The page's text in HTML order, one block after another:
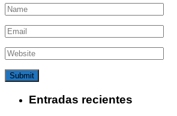
Entradas recientes